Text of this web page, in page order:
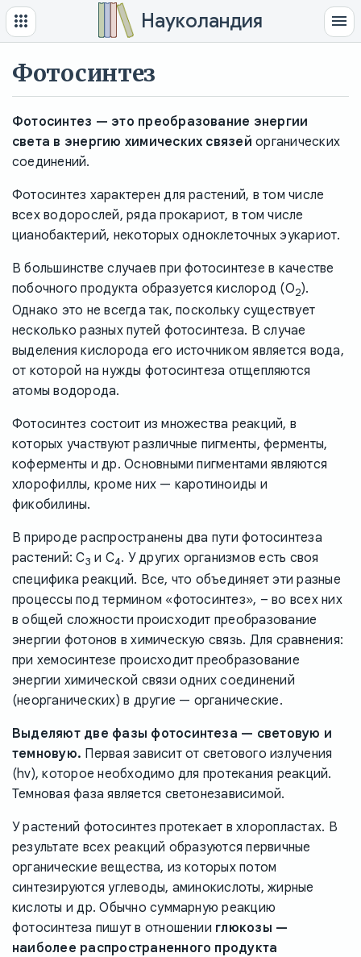
Науколандия
Фотосинтез
Фотосинтез — это преобразование энергии
света в энергию химических связей органических
соединений.
Фотосинтез характерен для растений, в том числе
всех водорослей, ряда прокариот, в том числе
цианобактерий, некоторых одноклеточных эукариот.
В большинстве случаев при фотосинтезе в качестве
побочного продукта образуется кислород (O2).
Однако это не всегда так, поскольку существует
несколько разных путей фотосинтеза. В случае
выделения кислорода его источником является вода,
от которой на нужды фотосинтеза отщепляются
атомы водорода.
Фотосинтез состоит из множества реакций, в
которых участвуют различные пигменты, ферменты,
коферменты и др. Основными пигментами являются
хлорофиллы, кроме них — каротиноиды и
фикобилины.
В природе распространены два пути фотосинтеза
растений: C3 и С4. У других организмов есть своя
специфика реакций. Все, что объединяет эти разные
процессы под термином «фотосинтез», – во всех них
в общей сложности происходит преобразование
энергии фотонов в химическую связь. Для сравнения:
при хемосинтезе происходит преобразование
энергии химической связи одних соединений
(неорганических) в другие — органические.
Выделяют две фазы фотосинтеза — световую и
темновую. Первая зависит от светового излучения
(hν), которое необходимо для протекания реакций.
Темновая фаза является светонезависимой.
У растений фотосинтез протекает в хлоропластах. В
результате всех реакций образуются первичные
органические вещества, из которых потом
синтезируются углеводы, аминокислоты, жирные
кислоты и др. Обычно суммарную реакцию
фотосинтеза пишут в отношении глюкозы —
наиболее распространенного продукта